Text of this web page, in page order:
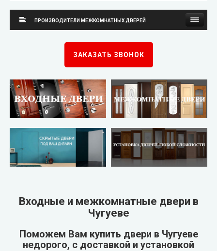
Стильные Двери
Arma (Арма)
STRAJ (Страж)
Qdoors (Кью Дорс)
FORT (Форт)
Very Dveri (Вери Двери)
REDFORT (Редфорт)
ПРОИЗВОДИТЕЛИ МЕЖКОМНАТНЫХ ДВЕРЕЙ
Neman (Неман)
New Style (Новый Стиль)
Омис
KORFAD (Корфад)
Korfad Express (Корфад Экспресс)
Korfad Excellence (краска)
Papa Carlo (Папа Карло)
LEADOR (Леадор)
ЗАКАЗАТЬ ЗВОНОК
Входные и межкомнатные двери в
Чугуеве
Поможем Вам купить двери в Чугуеве
недорого, с доставкой и установкой